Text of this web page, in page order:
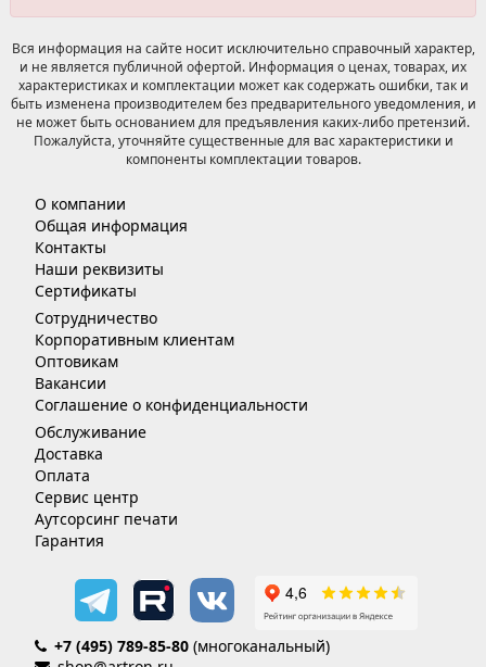
Вся информация на сайте носит исключительно справочный характер,
и не является публичной офертой. Информация о ценах, товарах, их
характеристиках и комплектации может как содержать ошибки, так и
быть изменена производителем без предварительного уведомления, и
не может быть основанием для предъявления каких-либо претензий.
Пожалуйста, уточняйте существенные для вас характеристики и
компоненты комплектации товаров.
О компании
Общая информация
Контакты
Наши реквизиты
Сертификаты
Сотрудничество
Корпоративным клиентам
Оптовикам
Вакансии
Соглашение о конфиденциальности
Обслуживание
Доставка
Оплата
Сервис центр
Аутсорсинг печати
Гарантия
+7 (495) 789-85-80 (многоканальный)